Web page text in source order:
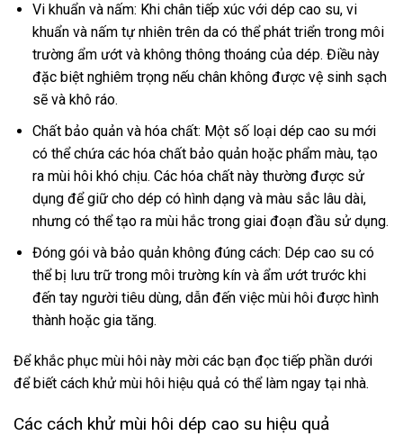
Vi khuẩn và nấm: Khi chân tiếp xúc với dép cao su, vi
khuẩn và nấm tự nhiên trên da có thể phát triển trong môi
trường ẩm ướt và không thông thoáng của dép. Điều này
đặc biệt nghiêm trọng nếu chân không được vệ sinh sạch
sẽ và khô ráo.
Chất bảo quản và hóa chất: Một số loại dép cao su mới
có thể chứa các hóa chất bảo quản hoặc phẩm màu, tạo
ra mùi hôi khó chịu. Các hóa chất này thường được sử
dụng để giữ cho dép có hình dạng và màu sắc lâu dài,
nhưng có thể tạo ra mùi hắc trong giai đoạn đầu sử dụng.
Đóng gói và bảo quản không đúng cách: Dép cao su có
thể bị lưu trữ trong môi trường kín và ẩm ướt trước khi
đến tay người tiêu dùng, dẫn đến việc mùi hôi được hình
thành hoặc gia tăng.
Để khắc phục mùi hôi này mời các bạn đọc tiếp phần dưới
để biết cách khử mùi hôi hiệu quả có thể làm ngay tại nhà.
Các cách khử mùi hôi dép cao su hiệu quả